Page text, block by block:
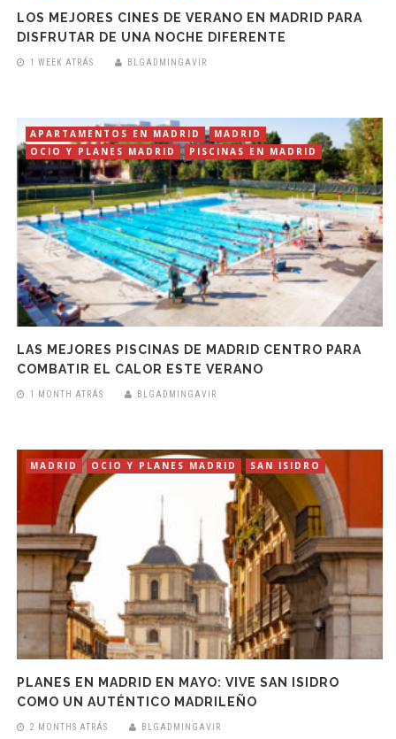
LOS MEJORES CINES DE VERANO EN MADRID PARA
DISFRUTAR DE UNA NOCHE DIFERENTE
1 WEEK ATRÁS BLGADMINGAVIR
APARTAMENTOS EN MADRID
MADRID
OCIO Y PLANES MADRID
PISCINAS EN MADRID
LAS MEJORES PISCINAS DE MADRID CENTRO PARA
COMBATIR EL CALOR ESTE VERANO
1 MONTH ATRÁS BLGADMINGAVIR
MADRID OCIO Y PLANES MADRID SAN ISIDRO
PLANES EN MADRID EN MAYO: VIVE SAN ISIDRO
COMO UN AUTÉNTICO MADRILEÑO
2 MONTHS ATRÁS BLGADMINGAVIR